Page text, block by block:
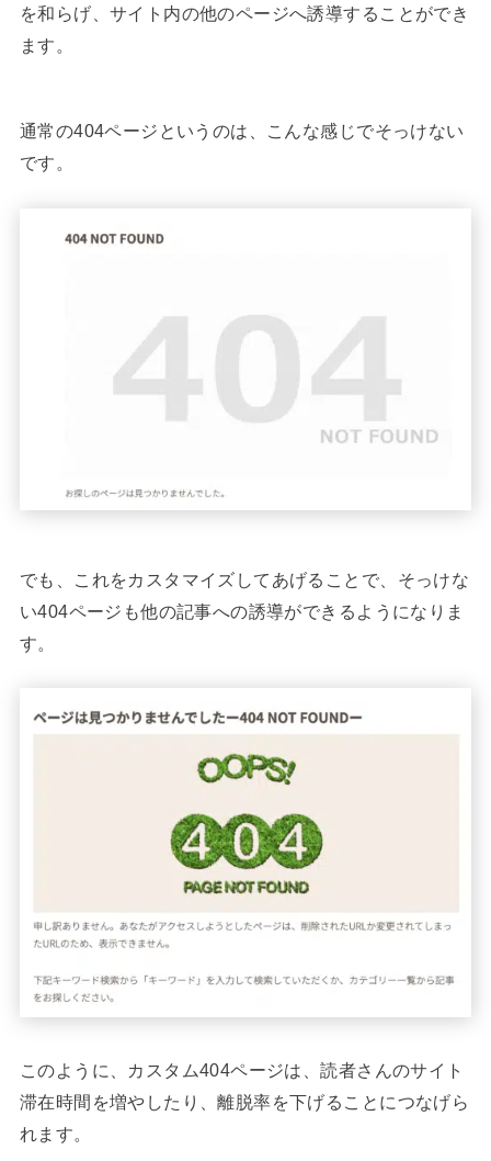
を和らげ、サイト内の他のページへ誘導することができ
ます。
通常の404ページというのは、こんな感じでそっけない
です。
でも、これをカスタマイズしてあげることで、そっけな
い404ページも他の記事への誘導ができるようになりま
す。
このように、カスタム404ページは、読者さんのサイト
滞在時間を増やしたり、離脱率を下げることにつなげら
れます。